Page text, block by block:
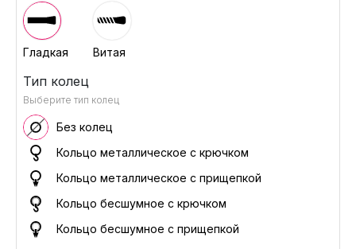
Гладкая Витая
Тип колец
Выберите тип колец
Без колец
Кольцо металлическое с крючком
Кольцо металлическое с прищепкой
Кольцо бесшумное с крючком
Кольцо бесшумное с прищепкой